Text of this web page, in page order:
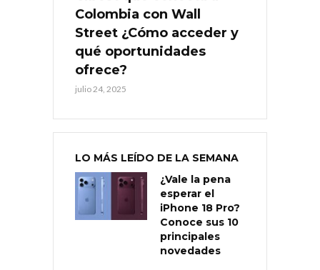
Colombia con Wall
Street ¿Cómo acceder y
qué oportunidades
ofrece?
julio 24, 2025
LO MÁS LEÍDO DE LA SEMANA
¿Vale la pena
esperar el
iPhone 18 Pro?
Conoce sus 10
principales
novedades